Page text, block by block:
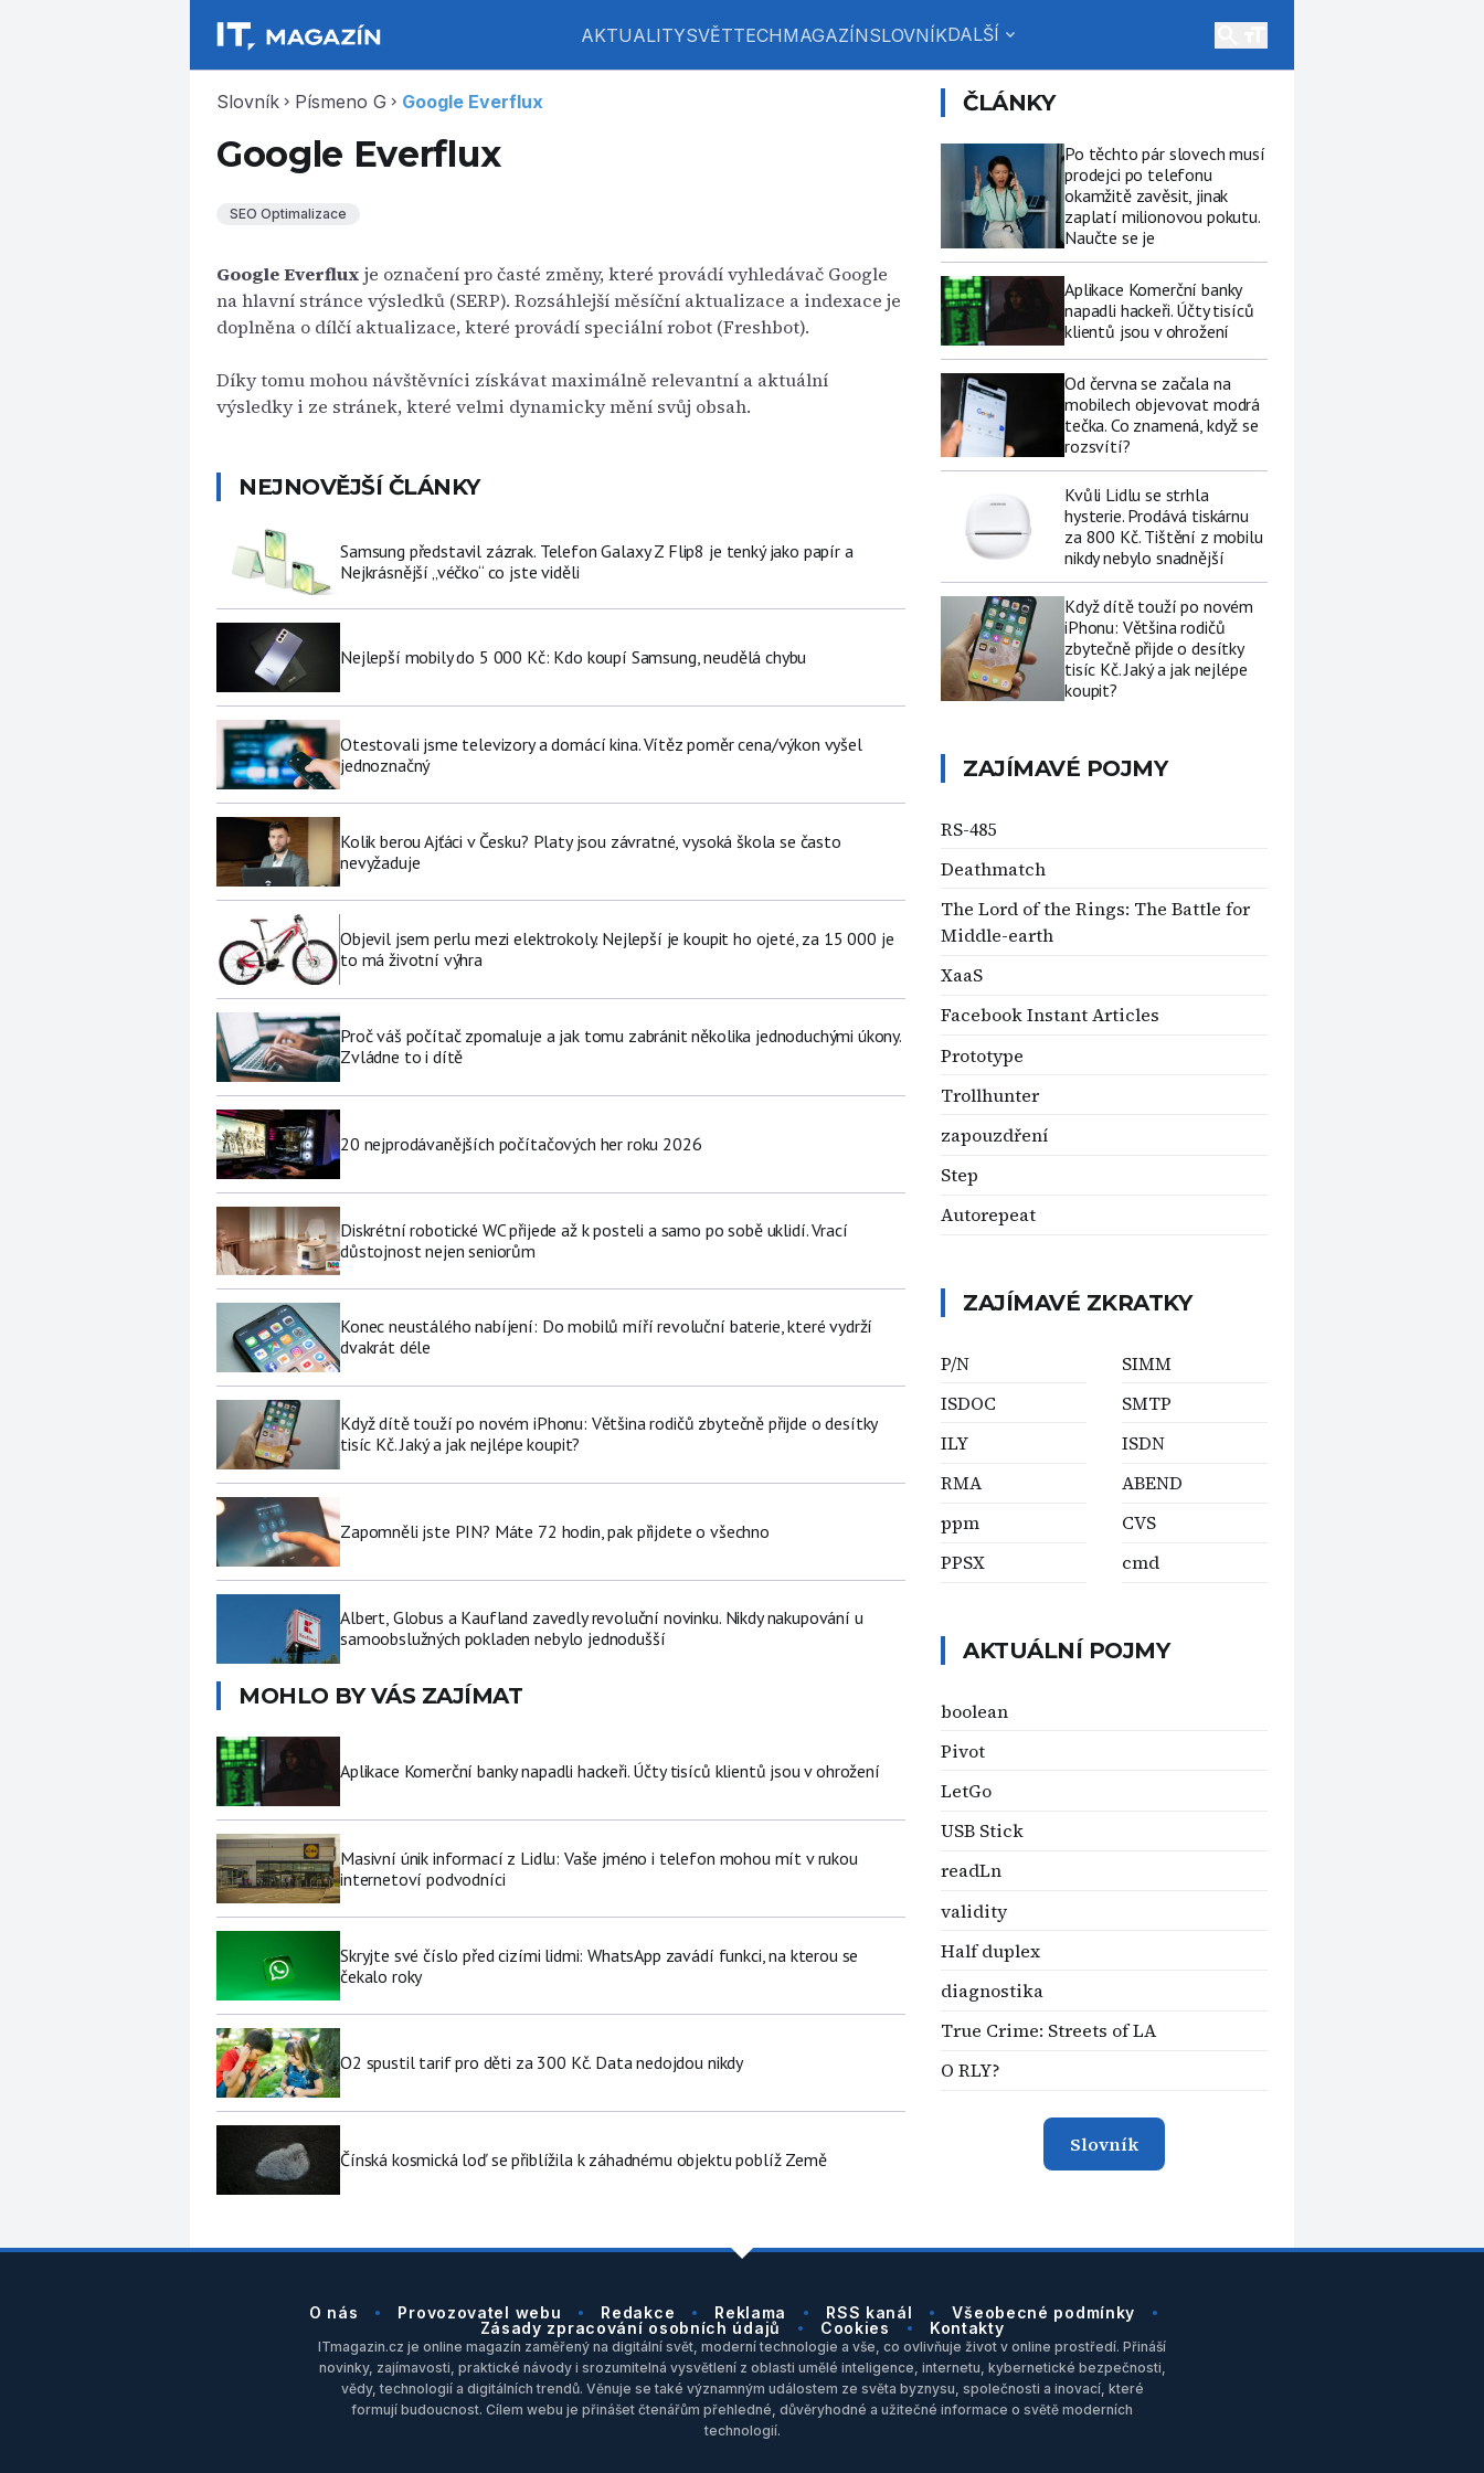
AKTUALITYSVĚTTECHMAGAZÍNSLOVNÍKDALŠÍ expand_more
Slovník chevron_right Písmeno G chevron_right Google Everflux
Google Everflux
SEO Optimalizace
Google Everflux je označení pro časté změny, které provádí vyhledávač Google
na hlavní stránce výsledků (SERP). Rozsáhlejší měsíční aktualizace a indexace je
doplněna o dílčí aktualizace, které provádí speciální robot (Freshbot).
Díky tomu mohou návštěvníci získávat maximálně relevantní a aktuální
výsledky i ze stránek, které velmi dynamicky mění svůj obsah.
NEJNOVĚJŠÍ ČLÁNKY
Samsung představil zázrak. Telefon Galaxy Z Flip8 je tenký jako papír a
Nejkrásnější „véčko“ co jste viděli
Nejlepší mobily do 5 000 Kč: Kdo koupí Samsung, neudělá chybu
Otestovali jsme televizory a domácí kina. Vítěz poměr cena/výkon vyšel
jednoznačný
Kolik berou Ajťáci v Česku? Platy jsou závratné, vysoká škola se často
nevyžaduje
Objevil jsem perlu mezi elektrokoly. Nejlepší je koupit ho ojeté, za 15 000 je
to má životní výhra
Proč váš počítač zpomaluje a jak tomu zabránit několika jednoduchými úkony.
Zvládne to i dítě
20 nejprodávanějších počítačových her roku 2026
Diskrétní robotické WC přijede až k posteli a samo po sobě uklidí. Vrací
důstojnost nejen seniorům
Konec neustálého nabíjení: Do mobilů míří revoluční baterie, které vydrží
dvakrát déle
Když dítě touží po novém iPhonu: Většina rodičů zbytečně přijde o desítky
tisíc Kč. Jaký a jak nejlépe koupit?
Zapomněli jste PIN? Máte 72 hodin, pak přijdete o všechno
Albert, Globus a Kaufland zavedly revoluční novinku. Nikdy nakupování u
samoobslužných pokladen nebylo jednodušší
MOHLO BY VÁS ZAJÍMAT
Aplikace Komerční banky napadli hackeři. Účty tisíců klientů jsou v ohrožení
Masivní únik informací z Lidlu: Vaše jméno i telefon mohou mít v rukou
internetoví podvodníci
Skryjte své číslo před cizími lidmi: WhatsApp zavádí funkci, na kterou se
čekalo roky
O2 spustil tarif pro děti za 300 Kč. Data nedojdou nikdy
Čínská kosmická loď se přiblížila k záhadnému objektu poblíž Země
ČLÁNKY
Po těchto pár slovech musí
prodejci po telefonu
okamžitě zavěsit, jinak
zaplatí milionovou pokutu.
Naučte se je
Aplikace Komerční banky
napadli hackeři. Účty tisíců
klientů jsou v ohrožení
Od června se začala na
mobilech objevovat modrá
tečka. Co znamená, když se
rozsvítí?
Kvůli Lidlu se strhla
hysterie. Prodává tiskárnu
za 800 Kč. Tištění z mobilu
nikdy nebylo snadnější
Když dítě touží po novém
iPhonu: Většina rodičů
zbytečně přijde o desítky
tisíc Kč. Jaký a jak nejlépe
koupit?
ZAJÍMAVÉ POJMY
RS-485
Deathmatch
The Lord of the Rings: The Battle for
Middle-earth
XaaS
Facebook Instant Articles
Prototype
Trollhunter
zapouzdření
Step
Autorepeat
ZAJÍMAVÉ ZKRATKY
P/N
ISDOC
ILY
RMA
ppm
PPSX
SIMM
SMTP
ISDN
ABEND
CVS
cmd
AKTUÁLNÍ POJMY
boolean
Pivot
LetGo
USB Stick
readLn
validity
Half duplex
diagnostika
True Crime: Streets of LA
O RLY?
Slovník
O nás Provozovatel webu Redakce Reklama RSS kanál
Všeobecné podmínky
Zásady zpracování osobních údajů
Cookies Kontakty
ITmagazin.cz je online magazín zaměřený na digitální svět, moderní technologie a vše, co ovlivňuje život v online prostředí. Přináší
novinky, zajímavosti, praktické návody i srozumitelná vysvětlení z oblasti umělé inteligence, internetu, kybernetické bezpečnosti,
vědy, technologií a digitálních trendů. Věnuje se také významným událostem ze světa byznysu, společnosti a inovací, které
formují budoucnost. Cílem webu je přinášet čtenářům přehledné, důvěryhodné a užitečné informace o světě moderních
technologií.